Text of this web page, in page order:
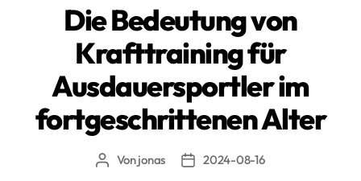
Die Bedeutung von
Krafttraining für
Ausdauersportler im
fortgeschrittenen Alter
Beitragsautor
Vonjonas Beitragsdatum
2024-08-16